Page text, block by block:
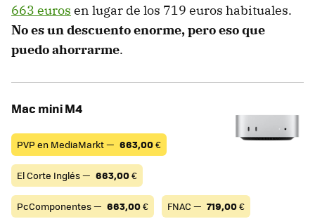
663 euros en lugar de los 719 euros habituales.
No es un descuento enorme, pero eso que
puedo ahorrarme.
Mac mini M4
PVP en MediaMarkt — 663,00€
El Corte Inglés — 663,00€
PcComponentes — 663,00€ FNAC — 719,00€